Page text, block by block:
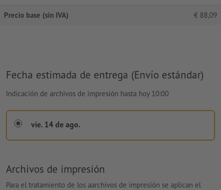
Precio base (sin IVA) € 88,09
Fecha estimada de entrega (Envío estándar)
Indicación de archivos de impresión hasta hoy 10:00
vie. 14 de ago.
Archivos de impresión
Para el tratamiento de los aarchivos de impresión se aplican el